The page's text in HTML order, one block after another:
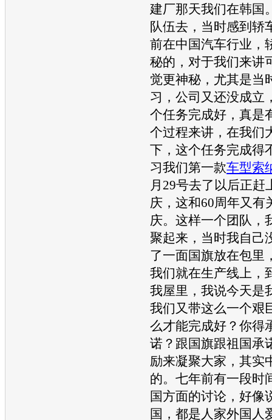
建厂那天我们在韩国
队伍去，当时感到轿
前在中国汽车行业，
秘的，对于我们来讲
觉更神秘，尤其是当
习，公司又还没成立
个任务完成好，真是
个过程来讲，在我们
下，这个任务完成得
习我们第一款车型索
月29号去了以后正赶
庆，这和60周年又有
庆。这样一个团队，
聚起来，当时我自己
了一面国旗放在包里
我们就在生产线上，
我屋里，我说今天是
我们又带这么一个艰
么才能完成好？你得
诺？跟国旗跟祖国承
励来凝聚大家，其实
的。七年前有一段时
国方面的讨论，好像
国，都是人家外国人